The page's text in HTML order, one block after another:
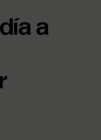
a